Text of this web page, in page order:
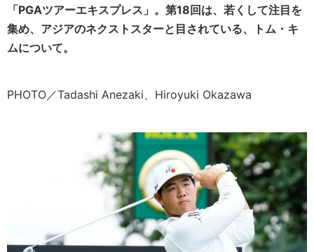
「PGAツアーエキスプレス」。第18回は、若くして注目を
集め、アジアのネクストスターと目されている、トム・キ
ムについて。
PHOTO／Tadashi Anezaki、Hiroyuki Okazawa